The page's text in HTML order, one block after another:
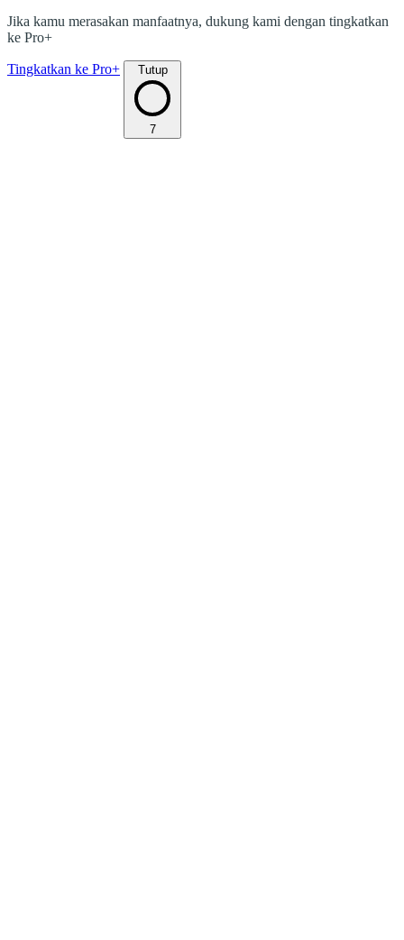
Jika kamu merasakan manfaatnya, dukung kami dengan tingkatkan
ke Pro+
Tingkatkan ke Pro+ Tutup
7